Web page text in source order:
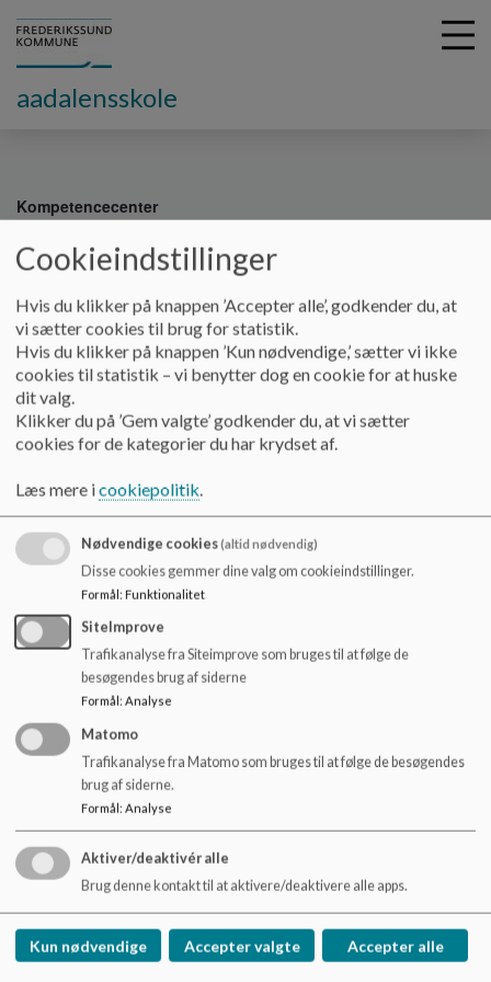
t
l
aadalensskole
Kompetencecenter
Kompetencecenter
Tilbuddet henvender sig til elever med generelle
indlæringsvanskeligheder, kendetegnet ved at den kognitive
vurdering er, at eleven er langt under gennemsnittet i forhold
til sin aldersgruppe eller vanskeligheder svarende hertil.
Eleverne kan have diagnoser, men det lave kognitive
funktionsniveau skal være det primære behov, der skal
Alle elever i Kompetencecenter er visiteret af Børne- &
Ungepsykologerne, Center for Børn & Skole.
Læs mere om Kompetencecenter:
Formål
Målsætning
Organisering
Undervisning
Gruppeskift
Udslusning
Ådalens Skole
Kornvænget 4, 3600 Frederikssund
aadalensskole@frederikssund.dk
+45 47 35 13 50
Cookieindstillinger
Hvis du klikker på knappen ’Accepter alle’, godkender du, at
vi sætter cookies til brug for statistik.
Hvis du klikker på knappen ’Kun nødvendige,’ sætter vi ikke
cookies til statistik – vi benytter dog en cookie for at huske
dit valg.
Klikker du på ’Gem valgte’ godkender du, at vi sætter
cookies for de kategorier du har krydset af.
Læs mere icookiepolitik.
Nødvendige cookies(altid nødvendig)
Disse cookies gemmer dine valg om cookieindstillinger.
Formål: Funktionalitet
SiteImprove
Trafikanalyse fra Siteimprove som bruges til at følge de
besøgendes brug af siderne
Formål : Analyse
Matomo
Trafikanalyse fra Matomo som bruges til at følge de besøgendes
brug af siderne.
Formål: Analyse
Aktiver/deaktivér alle
Brug denne kontakt til at aktivere/deaktivere alle apps.
Kun nødvendige Accepter valgte Accepter alle